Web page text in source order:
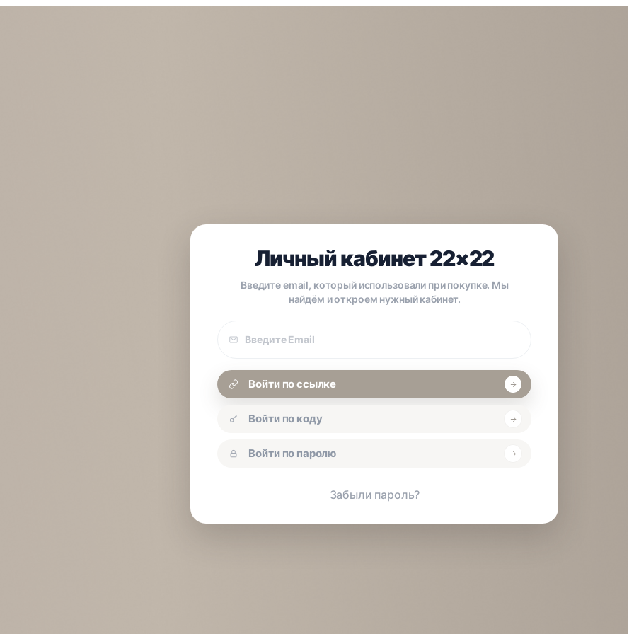
Личный кабинет 22×22
Введите email, который использовали при покупке. Мы
найдём и откроем нужный кабинет.
покупки
Войти по ссылке
Войти по коду
Войти по паролю
Забыли пароль?